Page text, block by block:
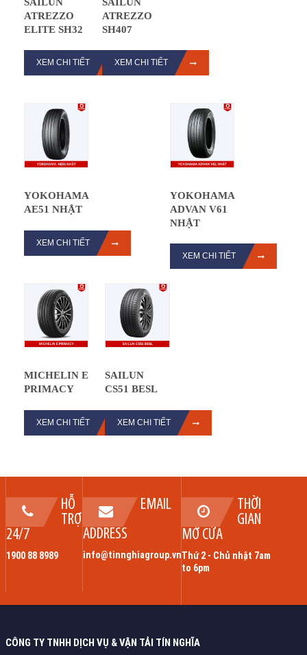
SAILUN
ATREZZO
ELITE SH32
XEM CHI TIẾT
SAILUN
ATREZZO
SH407
XEM CHI TIẾT
YOKOHAMA
ADVAN V61
NHẬT
XEM CHI TIẾT
YOKOHAMA
AE51 NHẬT
XEM CHI TIẾT
MICHELIN E
PRIMACY
XEM CHI TIẾT
SAILUN
CS51 BESL
XEM CHI TIẾT
HỖ
TRỢ
24/7
1900 88 8989
EMAIL
ADDRESS
info@tinnghiagroup.vn
THỜI
GIAN
MỞ CỬA
Thứ 2 - Chủ nhật 7am
to 6pm
CÔNG TY TNHH DỊCH VỤ & VẬN TẢI TÍN NGHĨA